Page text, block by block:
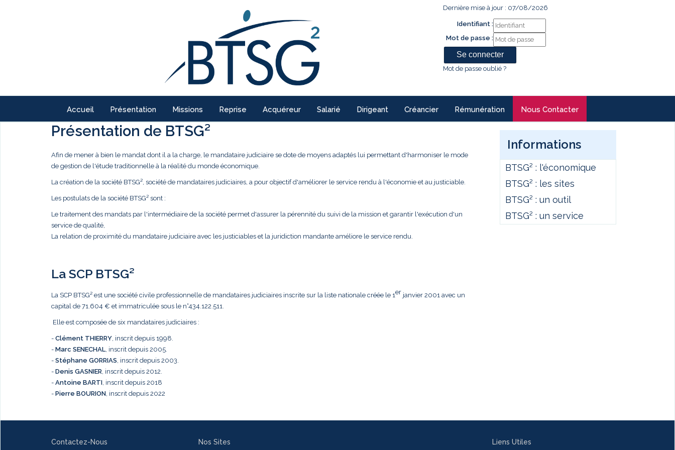
Dernière mise à jour : 07/08/2026
Identifiant :
Mot de passe :
Mot de passe oublié ?
Accueil Présentation Missions Reprise Acquéreur Salarié Dirigeant Créancier Rémunération Nous Contacter
Présentation de BTSG²
Afin de mener à bien le mandat dont il a la charge, le mandataire judiciaire se dote de moyens adaptés lui permettant d'harmoniser le mode
de gestion de l'étude traditionnelle à la réalité du monde économique.
La création de la société BTSG², société de mandataires judiciaires, a pour objectif d'améliorer le service rendu à l'économie et au justiciable.
Les postulats de la société BTSG² sont :
Le traitement des mandats par l'intermédiaire de la société permet d'assurer la pérennité du suivi de la mission et garantir l'exécution d'un
service de qualité,
La relation de proximité du mandataire judiciaire avec les justiciables et la juridiction mandante améliore le service rendu.
La SCP BTSG²
La SCP BTSG² est une société civile professionnelle de mandataires judiciaires inscrite sur la liste nationale créée le 1er janvier 2001 avec un
capital de 71.604 € et immatriculée sous le n°434.122.511.
Elle est composée de six mandataires judiciaires :
- Clément THIERRY, inscrit depuis 1998.
- Marc SENECHAL, inscrit depuis 2005.
- Stéphane GORRIAS, inscrit depuis 2003.
- Denis GASNIER, inscrit depuis 2012.
- Antoine BARTI, inscrit depuis 2018
- Pierre BOURION, inscrit depuis 2022
Informations
BTSG² : l'économique
BTSG² : les sites
BTSG² : un outil
BTSG² : un service
Contactez-Nous Nos Sites Liens Utiles